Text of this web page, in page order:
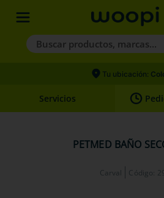
Buscar productos, marcas...
Términos más buscados
2.
hills
Tu ubicación:
Servicios
PETMED BAÑO
Carval Código: